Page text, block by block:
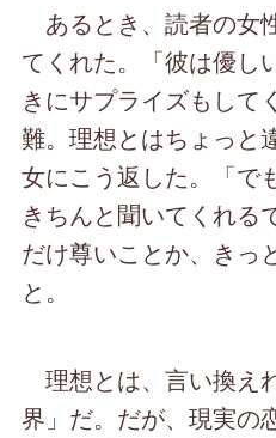
あるとき、読者の女
てくれた。「彼は優し
きにサプライズもして
難。理想とはちょっと
女にこう返した。「で
きちんと聞いてくれる
だけ尊いことか、きっ
と。
理想とは、言い換え
界」だ。だが、現実の